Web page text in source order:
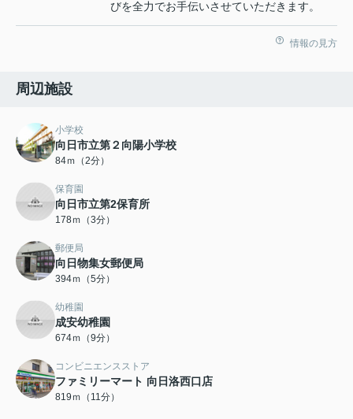
びを全力でお手伝いさせていただきます。
情報の見方
周辺施設
小学校
向日市立第２向陽小学校
84ｍ（2分）
保育園
向日市立第2保育所
178ｍ（3分）
郵便局
向日物集女郵便局
394ｍ（5分）
幼稚園
成安幼稚園
674ｍ（9分）
コンビニエンスストア
ファミリーマート 向日洛西口店
819ｍ（11分）